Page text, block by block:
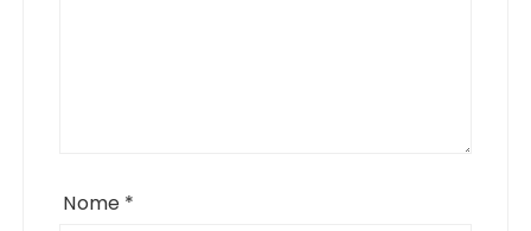
Nome *